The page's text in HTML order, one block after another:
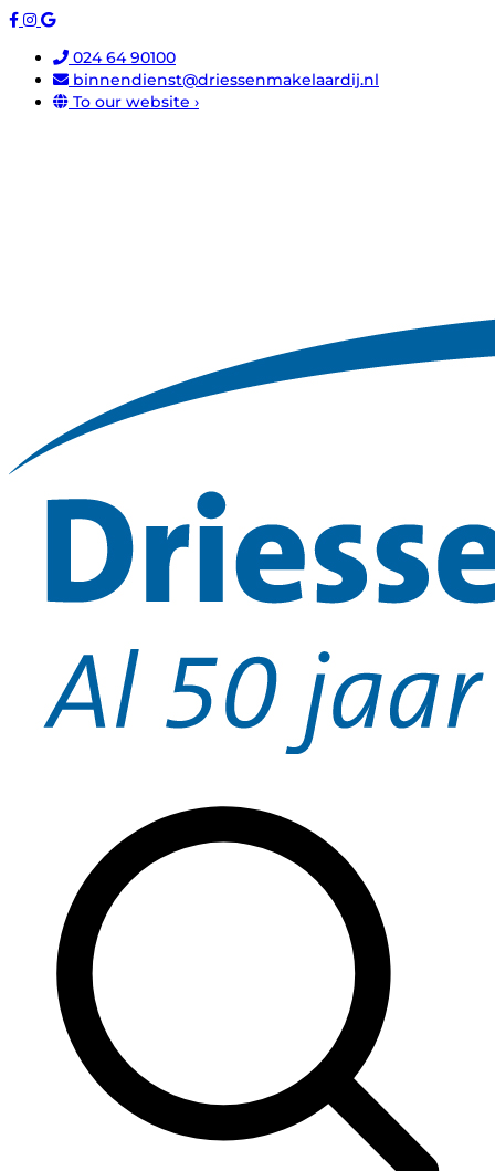
024 64 90100
binnendienst@driessenmakelaardij.nl
To our website ›